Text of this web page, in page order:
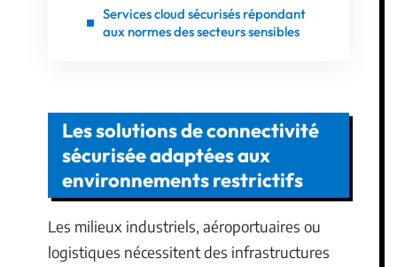
Services cloud sécurisés répondant
aux normes des secteurs sensibles
Les solutions de connectivité
sécurisée adaptées aux
environnements restrictifs
Les milieux industriels, aéroportuaires ou
logistiques nécessitent des infrastructures